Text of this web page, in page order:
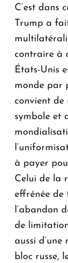
C’est dans
Trump a
contraire à
États-Unis
monde par
convient de
symbole et
à payer
Celui de la
effrénée de
l’abandon
de
aussi
bloc russe,